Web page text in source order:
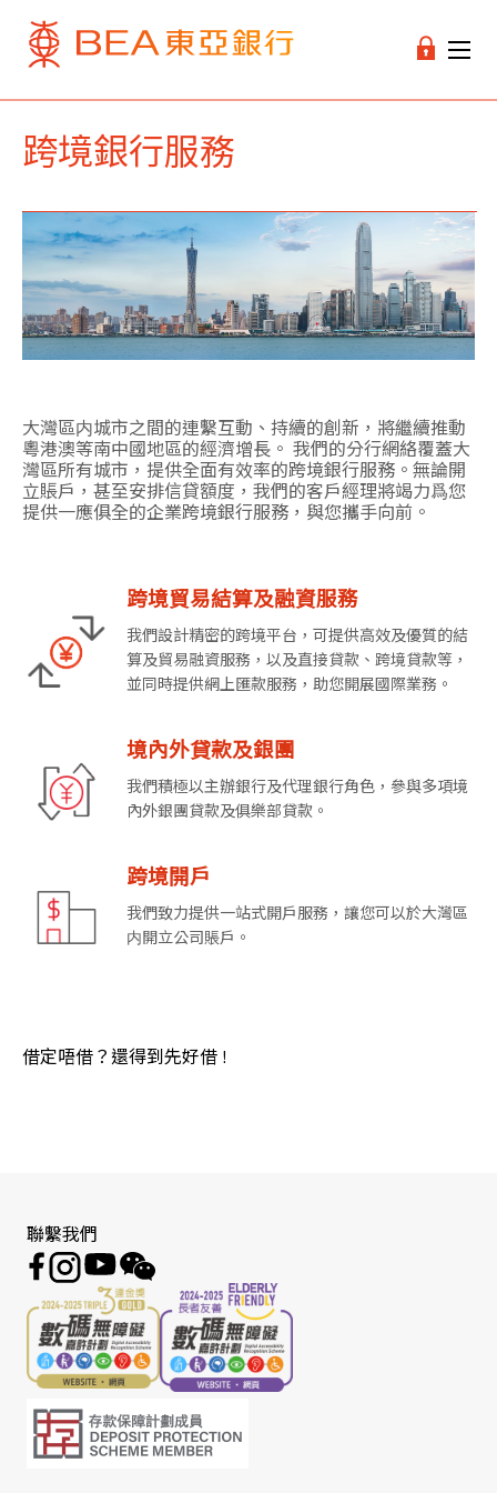
跨境銀行服務
大灣區内城市之間的連繫互動、持續的創新，將繼續推動
粵港澳等南中國地區的經濟增長。 我們的分行網絡覆蓋大
灣區所有城市，提供全面有效率的跨境銀行服務。無論開
立賬戶，甚至安排信貸額度，我們的客戶經理將竭力爲您
提供一應俱全的企業跨境銀行服務，與您攜手向前。
跨境貿易結算及融資服務
我們設計精密的跨境平台，可提供高效及優質的結
算及貿易融資服務，以及直接貸款、跨境貸款等，
並同時提供網上匯款服務，助您開展國際業務。
境內外貸款及銀團
我們積極以主辦銀行及代理銀行角色，參與多項境
內外銀團貸款及俱樂部貸款。
跨境開戶
我們致力提供一站式開戶服務，讓您可以於大灣區
内開立公司賬戶。
借定唔借？還得到先好借 !
聯繫我們